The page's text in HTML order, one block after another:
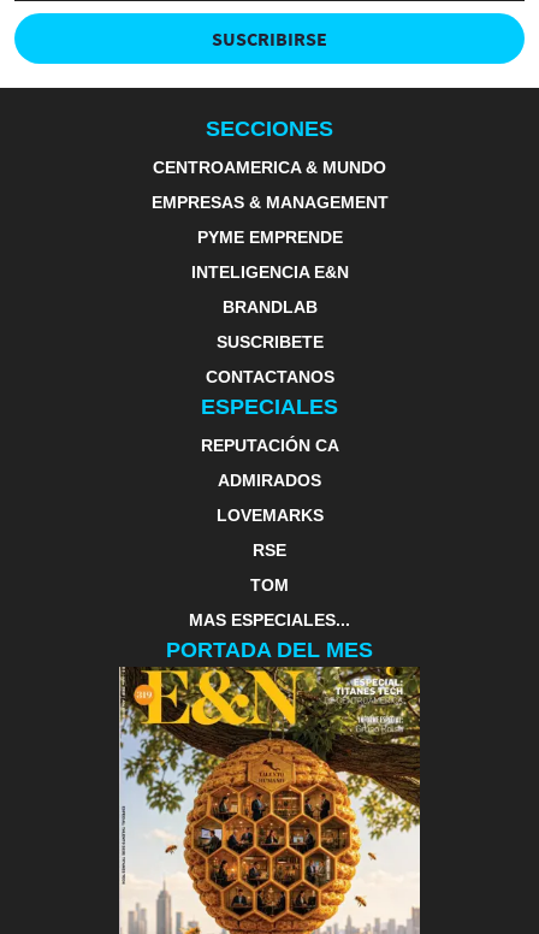
SUSCRIBIRSE
SECCIONES
CENTROAMERICA & MUNDO
EMPRESAS & MANAGEMENT
PYME EMPRENDE
INTELIGENCIA E&N
BRANDLAB
SUSCRIBETE
CONTACTANOS
ESPECIALES
REPUTACIÓN CA
ADMIRADOS
LOVEMARKS
RSE
TOM
MAS ESPECIALES...
PORTADA DEL MES